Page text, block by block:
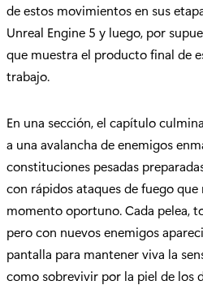
de estos movimientos en sus
Unreal Engine 5 y luego, por
que muestra el producto final de
trabajo.
En una sección, el capítulo
a una avalancha de enemigos
constituciones pesadas
con rápidos ataques de fuego
momento oportuno. Cada pelea,
pero con nuevos enemigos
pantalla para mantener viva la
como sobrevivir por la piel de los